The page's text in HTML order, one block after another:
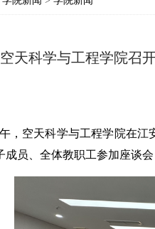
空天科学与工程学院召